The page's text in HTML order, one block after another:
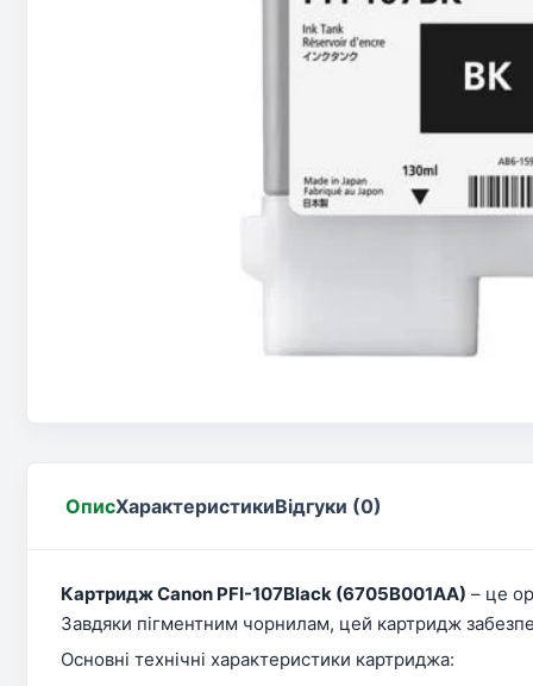
ОписХарактеристикиВідгуки (0)
Картридж Canon PFI-107Black (6705B001AA) – це
Завдяки пігментним чорнилам, цей картридж
Основні технічні характеристики картриджа: